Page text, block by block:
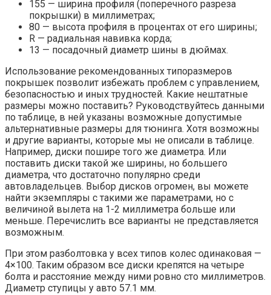
155 — ширина профиля (поперечного разреза
покрышки) в миллиметрах;
80 — высота профиля в процентах от его ширины;
R — радиальная навивка корда;
13 — посадочный диаметр шины в дюймах.
Использование рекомендованных типоразмеров
покрышек позволит избежать проблем с управлением,
безопасностью и иных трудностей. Какие нештатные
размеры можно поставить? Руководствуйтесь данными
по таблице, в ней указаны возможные допустимые
альтернативные размеры для тюнинга. Хотя возможны
и другие варианты, которые мы не описали в таблице.
Например, диски пошире того же диаметра. Или
поставить диски такой же ширины, но большего
диаметра, что достаточно популярно среди
автовладельцев. Выбор дисков огромен, вы можете
найти экземпляры с такими же параметрами, но с
величиной вылета на 1-2 миллиметра больше или
меньше. Перечислить все варианты не представляется
возможным.
При этом разболтовка у всех типов колес одинаковая —
4×100. Таким образом все диски крепятся на четыре
болта и расстояние между ними ровно сто миллиметров.
Диаметр ступицы у авто 57.1 мм.